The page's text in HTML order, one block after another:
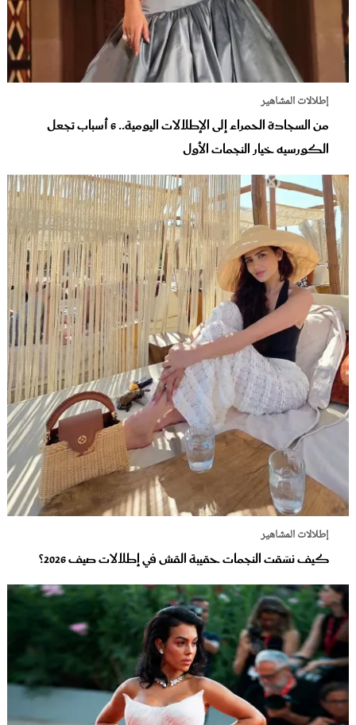
إطلالات المشاهير
من السجادة الحمراء إلى الإطلالات اليومية.. 6 أسباب تجعل
الكورسيه خيار النجمات الأول
إطلالات المشاهير
كيف نسّقت النجمات حقيبة القش في إطلالات صيف 2026؟